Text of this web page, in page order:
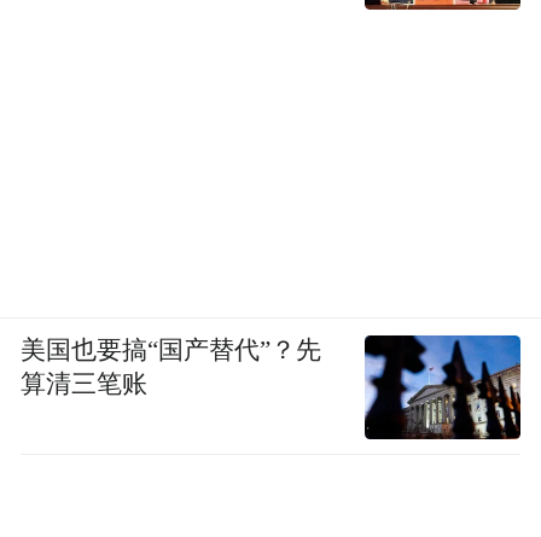
美国也要搞“国产替代”？先
算清三笔账